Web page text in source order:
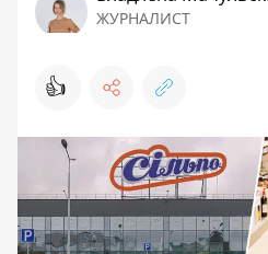
ЖУРНАЛИСТ
👍